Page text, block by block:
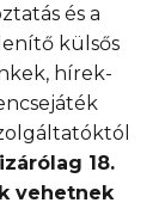
és a
külsős
hírek-
18.
vehetnek